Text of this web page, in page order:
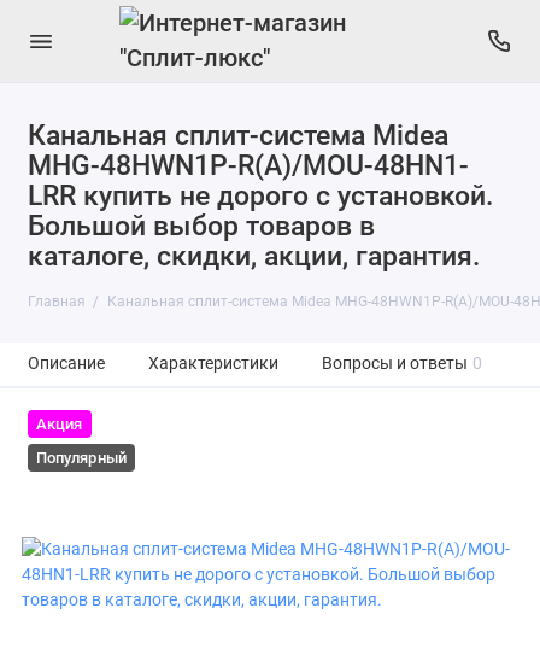
Канальная сплит-система Midea
MHG-48HWN1P-R(A)/MOU-48HN1-
LRR купить не дорого с установкой.
Большой выбор товаров в
каталоге, скидки, акции, гарантия.
Главная Канальная сплит-система Midea MHG-48HWN1P-R(A)/MOU-
Описание Характеристики Вопросы и ответы 0
Акция
Популярный